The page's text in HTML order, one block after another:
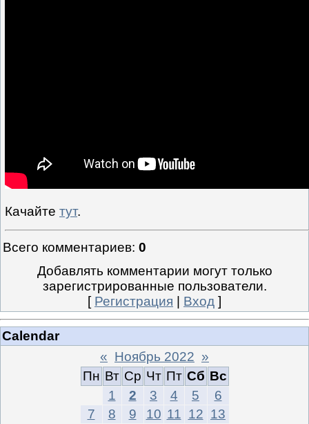
Качайте тут.
Всего комментариев: 0
Добавлять комментарии могут только
зарегистрированные пользователи.
[ Регистрация Вход ]
Calendar
« Ноябрь 2022 »
Пн Вт Ср Чт Пт Сб Вс
1
2 3 4 5
6
7
8 9 10 11 12 13